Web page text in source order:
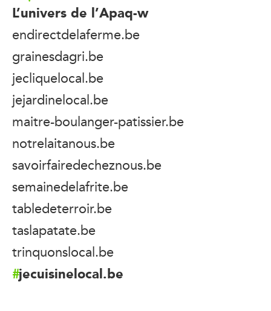
L’univers de l’Apaq-w
endirectdelaferme.be
grainesdagri.be
jecliquelocal.be
jejardinelocal.be
maitre-boulanger-patissier.be
notrelaitanous.be
savoirfairedecheznous.be
semainedelafrite.be
tabledeterroir.be
taslapatate.be
trinquonslocal.be
jecuisinelocal.be